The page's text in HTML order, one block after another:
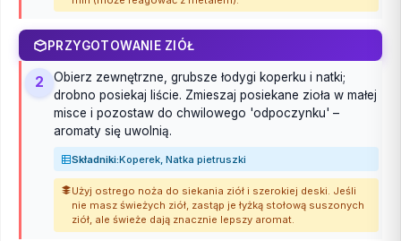
PRZYGOTOWANIE ZIÓŁ
2
Obierz zewnętrzne, grubsze łodygi koperku i natki;
drobno posiekaj liście. Zmieszaj posiekane zioła w małej
misce i pozostaw do chwilowego 'odpoczynku' –
aromaty się uwolnią.
Składniki:Koperek, Natka pietruszki
Użyj ostrego noża do siekania ziół i szerokiej deski. Jeśli
nie masz świeżych ziół, zastąp je łyżką stołową suszonych
ziół, ale świeże dają znacznie lepszy aromat.